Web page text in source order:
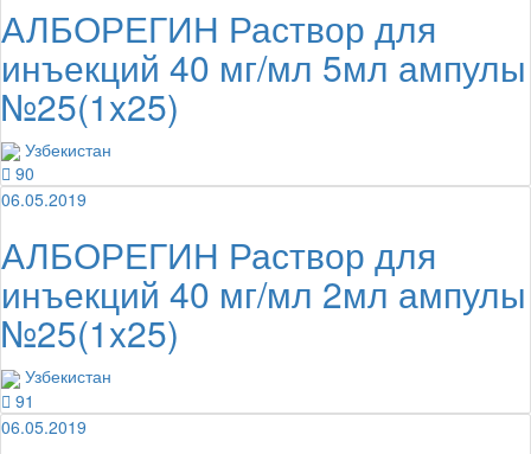
АЛБОРЕГИН Раствор для
инъекций 40 мг/мл 5мл ампулы
№25(1x25)
Узбекистан
90
06.05.2019
АЛБОРЕГИН Раствор для
инъекций 40 мг/мл 2мл ампулы
№25(1x25)
Узбекистан
91
06.05.2019